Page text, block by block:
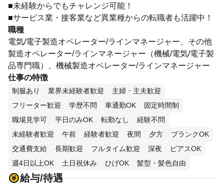
■未経験からでもチャレンジ可能！
■サービス業・接客業など異業種からの転職者も活躍中！
職種
電気/電子製造オペレーター/ラインマネージャー、その他
製造オペレーター/ラインマネージャー（機械/電気/電子製
品専門職）、機械製造オペレーター/ラインマネージャー
仕事の特徴
制服あり 業界未経験者歓迎
主婦・主夫歓迎
フリーター歓迎
学歴不問 車通勤OK
固定時間制
職場見学可
平日のみOK 転勤なし
経験不問
未経験者歓迎
午前 経験者歓迎 夜間 夕方
ブランクOK
交通費支給
長期歓迎 フルタイム歓迎 深夜
ピアスOK
週4日以上OK
土日祝休み ひげOK 髪型・髪色自由
給与/待遇